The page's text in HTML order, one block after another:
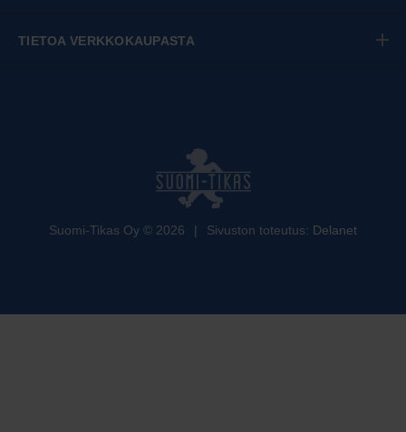
TIETOA VERKKOKAUPASTA
Suomi-Tikas Oy © 2026 | Sivuston toteutus: Delanet